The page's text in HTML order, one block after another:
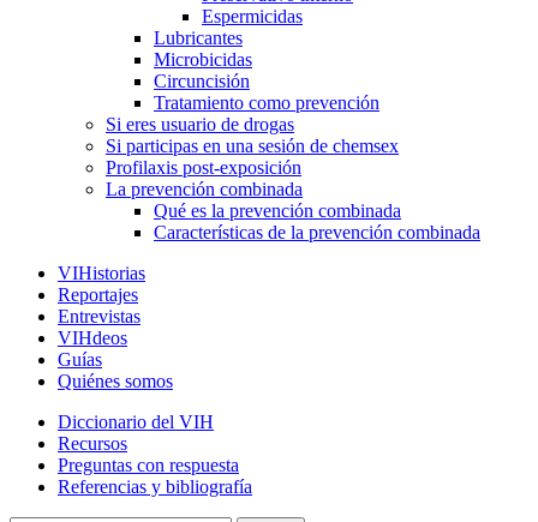
Espermicidas
Lubricantes
Microbicidas
Circuncisión
Tratamiento como prevención
Si eres usuario de drogas
Si participas en una sesión de chemsex
Profilaxis post-exposición
La prevención combinada
Qué es la prevención combinada
Características de la prevención combinada
VIHistorias
Reportajes
Entrevistas
VIHdeos
Guías
Quiénes somos
Diccionario del VIH
Recursos
Preguntas con respuesta
Referencias y bibliografía